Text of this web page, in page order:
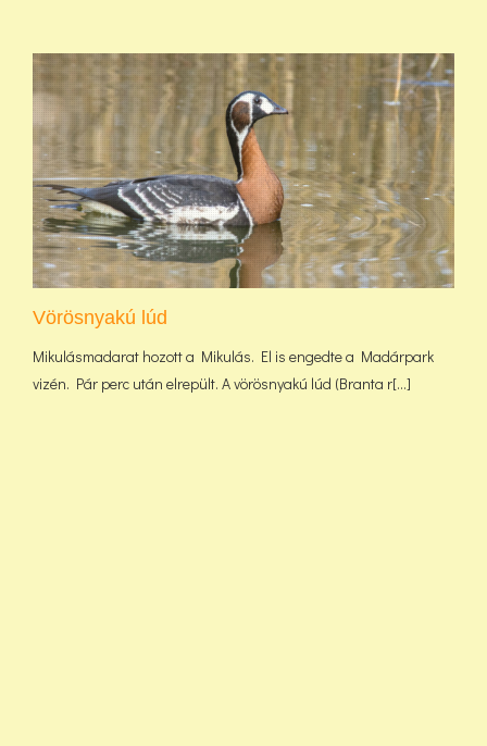
Vörösnyakú lúd
Mikulásmadarat hozott a Mikulás. El is engedte a Madárpark
vizén. Pár perc után elrepült. A vörösnyakú lúd (Branta r[...]